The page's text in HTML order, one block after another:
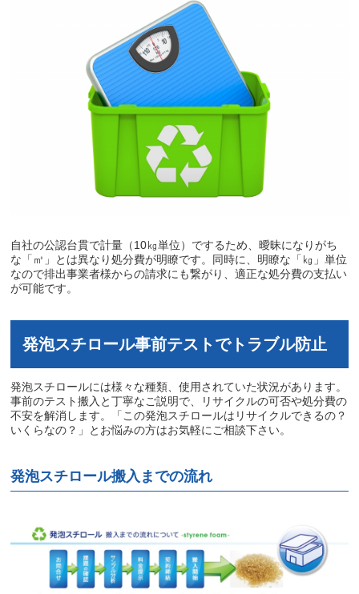
自社の公認台貫で計量（10㎏単位）でするため、曖昧になりがち
な「㎥」とは異なり処分費が明瞭です。同時に、明瞭な「㎏」単位
なので排出事業者様からの請求にも繋がり、適正な処分費の支払い
が可能です。
発泡スチロール事前テストでトラブル防止
発泡スチロールには様々な種類、使用されていた状況があります。
事前のテスト搬入と丁寧なご説明で、リサイクルの可否や処分費の
不安を解消します。「この発泡スチロールはリサイクルできるの？
いくらなの？」とお悩みの方はお気軽にご相談下さい。
発泡スチロール搬入までの流れ